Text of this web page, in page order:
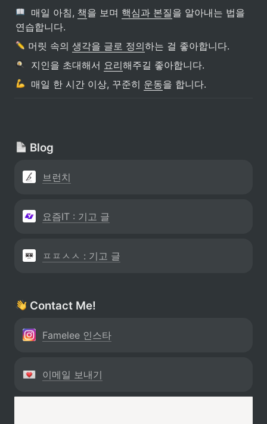
  매일 아침,
책을 보며 핵심과 본질을 알아내는 법을
연습합니다.
머릿 속의 생각을 글로 정의하는 걸 좋아합니다.
  지인을 초대해서
요리해주길 좋아합니다.
  매일 한 시간 이상, 꾸준히
운동을 합니다.
Blog
브런치
요즘IT : 기고 글
ㅍㅍㅅㅅ : 기고 글
Contact Me!
Famelee 인스타
이메일 보내기